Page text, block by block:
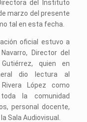
del Instituto
marzo del presente
tal en esta fecha.
oficial estuvo a
Director del
quien en
dio lectura al
López como
la comunidad
personal docente,
Sala Audiovisual.